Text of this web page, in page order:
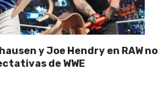
y Joe Hendry en RAW no
de WWE